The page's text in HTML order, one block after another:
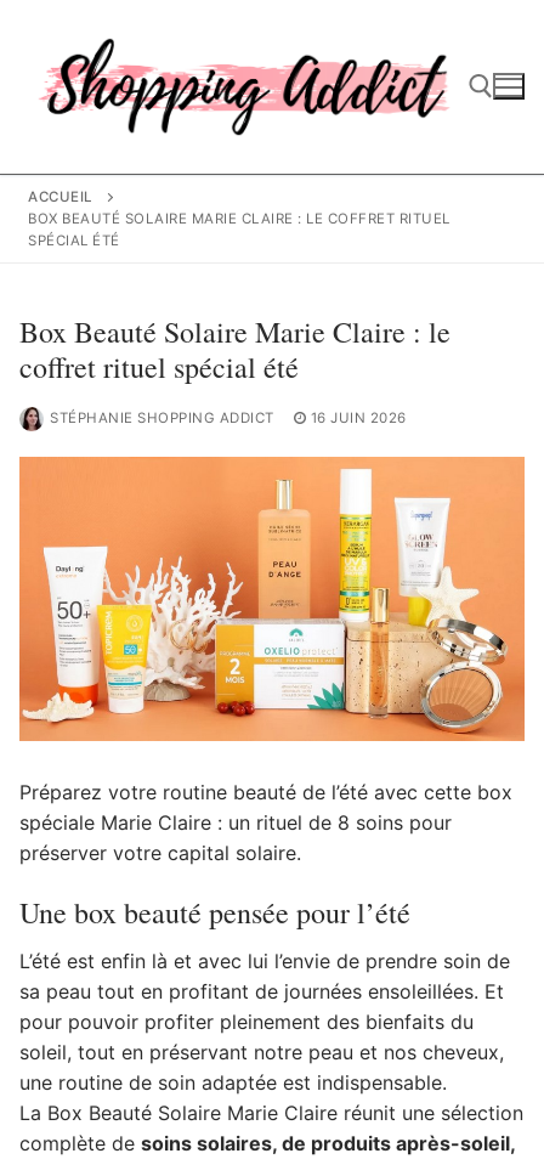
contenu
ACCUEIL
BOX BEAUTÉ SOLAIRE MARIE CLAIRE : LE COFFRET RITUEL
SPÉCIAL ÉTÉ
Box Beauté Solaire Marie Claire : le
coffret rituel spécial été
STÉPHANIE SHOPPING ADDICT 16 JUIN 2026
Préparez votre routine beauté de l’été avec cette box
spéciale Marie Claire : un rituel de 8 soins pour
préserver votre capital solaire.
Une box beauté pensée pour l’été
L’été est enfin là et avec lui l’envie de prendre soin de
sa peau tout en profitant de journées ensoleillées. Et
pour pouvoir profiter pleinement des bienfaits du
soleil, tout en préservant notre peau et nos cheveux,
une routine de soin adaptée est indispensable.
La Box Beauté Solaire Marie Claire réunit une sélection
complète de soins solaires, de produits après-soleil,